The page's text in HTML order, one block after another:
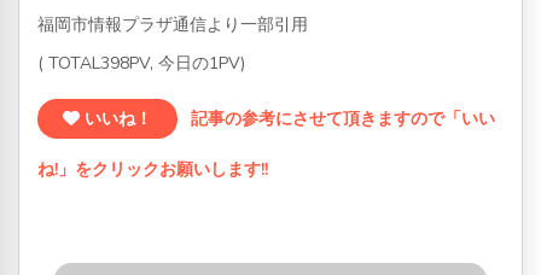
福岡市情報プラザ通信より一部引用
( TOTAL398PV, 今日の1PV)
いいね！ 記事の参考にさせて頂きますので「いい
ね!」をクリックお願いします!!